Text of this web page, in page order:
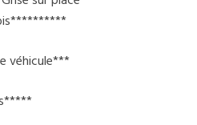
véhicule***